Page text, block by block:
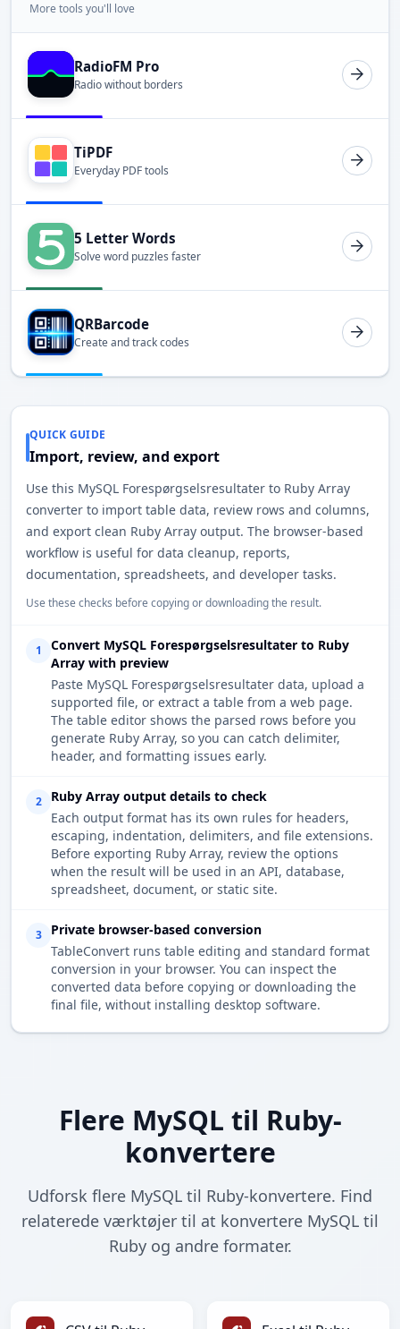
More tools you'll love
RadioFM Pro
Radio without borders
TiPDF
Everyday PDF tools
5 Letter Words
Solve word puzzles faster
QRBarcode
Create and track codes
QUICK GUIDE
Import, review, and export
Use this MySQL Forespørgselsresultater to Ruby Array
converter to import table data, review rows and columns,
and export clean Ruby Array output. The browser-based
workflow is useful for data cleanup, reports,
documentation, spreadsheets, and developer tasks.
Use these checks before copying or downloading the result.
1
Convert MySQL Forespørgselsresultater to Ruby
Array with preview
Paste MySQL Forespørgselsresultater data, upload a
supported file, or extract a table from a web page.
The table editor shows the parsed rows before you
generate Ruby Array, so you can catch delimiter,
header, and formatting issues early.
2
Ruby Array output details to check
Each output format has its own rules for headers,
escaping, indentation, delimiters, and file extensions.
Before exporting Ruby Array, review the options
when the result will be used in an API, database,
spreadsheet, document, or static site.
3
Private browser-based conversion
TableConvert runs table editing and standard format
conversion in your browser. You can inspect the
converted data before copying or downloading the
final file, without installing desktop software.
Flere MySQL til Ruby-
konvertere
Udforsk flere MySQL til Ruby-konvertere. Find
relaterede værktøjer til at konvertere MySQL til
Ruby og andre formater.